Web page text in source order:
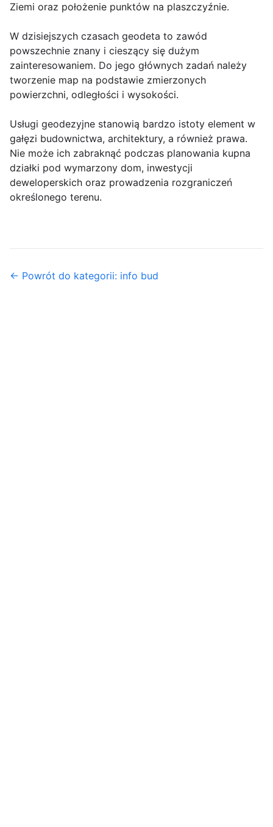
Ziemi oraz położenie punktów na plaszczyźnie.
W dzisiejszych czasach geodeta to zawód
powszechnie znany i cieszący się dużym
zainteresowaniem. Do jego głównych zadań należy
tworzenie map na podstawie zmierzonych
powierzchni, odległości i wysokości.
Usługi geodezyjne stanowią bardzo istoty element w
gałęzi budownictwa, architektury, a również prawa.
Nie może ich zabraknąć podczas planowania kupna
działki pod wymarzony dom, inwestycji
deweloperskich oraz prowadzenia rozgraniczeń
określonego terenu.
← Powrót do kategorii: info bud